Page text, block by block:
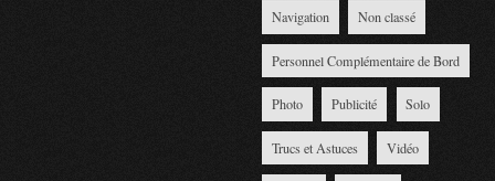
Navigation Non classé
Personnel Complémentaire de Bord
Photo Publicité Solo
Trucs et Astuces Vidéo